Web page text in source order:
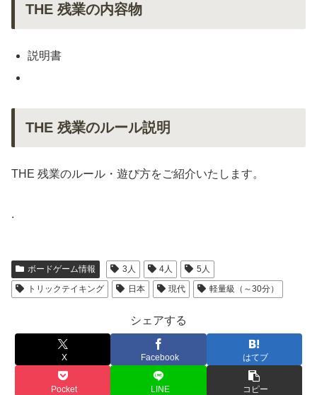
THE 残業の内容物
説明書
THE 残業のルール説明
THE 残業のルール・遊び方をご紹介いたします。
.
ボードゲーム情報 3人 4人
5人
トリックテイキング
日本 現代 軽量級（～30分）
シェアする
X Facebook はてブ
Pocket LINE コピー